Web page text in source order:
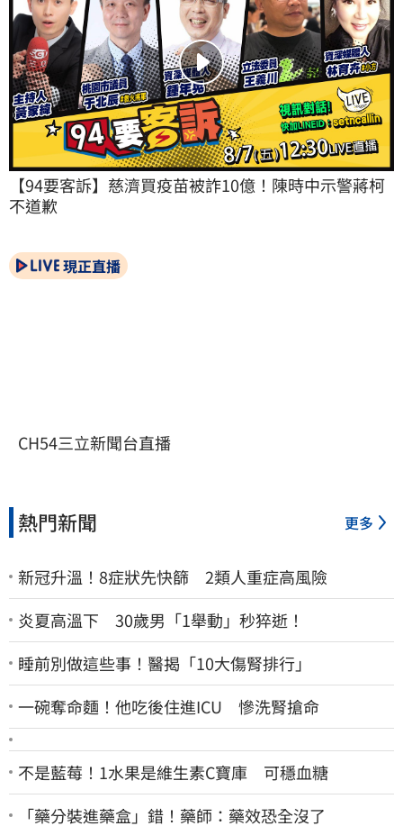
【94要客訴】慈濟買疫苗被詐10億！陳時中示警蔣柯
不道歉
現正直播
CH54三立新聞台直播
熱門新聞 更多
新冠升溫！8症狀先快篩 2類人重症高風險
炎夏高溫下 30歲男「1舉動」秒猝逝！
睡前別做這些事！醫揭「10大傷腎排行」
一碗奪命麵！他吃後住進ICU 慘洗腎搶命
不是藍莓！1水果是維生素C寶庫 可穩血糖
「藥分裝進藥盒」錯！藥師：藥效恐全沒了